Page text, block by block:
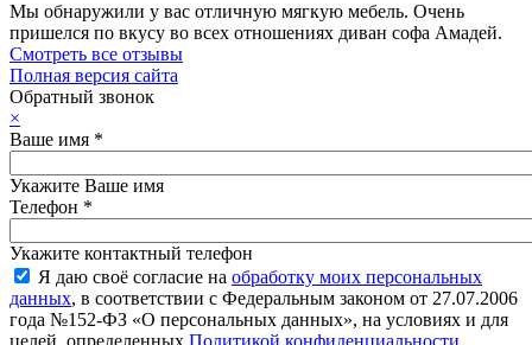
Мы обнаружили у вас отличную мягкую мебель. Очень
пришелся по вкусу во всех отношениях диван софа Амадей.
Смотреть все отзывы
Полная версия сайта
Обратный звонок
×
Ваше имя *
Укажите Ваше имя
Телефон *
Укажите контактный телефон
Я даю своё согласие на обработку моих персональных
данных, в соответствии с Федеральным законом от 27.07.2006
года №152-ФЗ «О персональных данных», на условиях и для
целей, определенных Политикой конфиденциальности